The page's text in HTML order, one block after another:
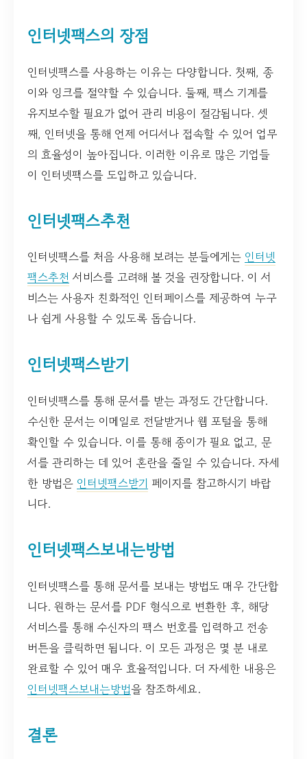
인터넷팩스의 장점
인터넷팩스를 사용하는 이유는 다양합니다. 첫째, 종
이와 잉크를 절약할 수 있습니다. 둘째, 팩스 기계를
유지보수할 필요가 없어 관리 비용이 절감됩니다. 셋
째, 인터넷을 통해 언제 어디서나 접속할 수 있어 업무
의 효율성이 높아집니다. 이러한 이유로 많은 기업들
이 인터넷팩스를 도입하고 있습니다.
인터넷팩스추천
인터넷팩스를 처음 사용해 보려는 분들에게는 인터넷
팩스추천 서비스를 고려해 볼 것을 권장합니다. 이 서
비스는 사용자 친화적인 인터페이스를 제공하여 누구
나 쉽게 사용할 수 있도록 돕습니다.
인터넷팩스받기
인터넷팩스를 통해 문서를 받는 과정도 간단합니다.
수신한 문서는 이메일로 전달받거나 웹 포털을 통해
확인할 수 있습니다. 이를 통해 종이가 필요 없고, 문
서를 관리하는 데 있어 혼란을 줄일 수 있습니다. 자세
한 방법은 인터넷팩스받기 페이지를 참고하시기 바랍
니다.
인터넷팩스보내는방법
인터넷팩스를 통해 문서를 보내는 방법도 매우 간단합
니다. 원하는 문서를 PDF 형식으로 변환한 후, 해당
서비스를 통해 수신자의 팩스 번호를 입력하고 전송
버튼을 클릭하면 됩니다. 이 모든 과정은 몇 분 내로
완료할 수 있어 매우 효율적입니다. 더 자세한 내용은
인터넷팩스보내는방법을 참조하세요.
결론